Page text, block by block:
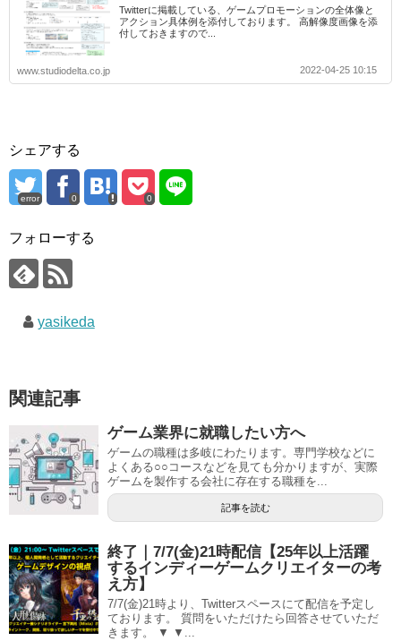
Twitterに掲載している、ゲームプロモーションの全体像と
アクション具体例を添付しております。 高解像度画像を添
付しておきますので...
www.studiodelta.co.jp 2022-04-25 10:15
シェアする
error 0 0
フォローする
yasikeda
関連記事
ゲーム業界に就職したい方へ
ゲームの職種は多岐にわたります。専門学校などに
よくある○○コースなどを見ても分かりますが、実際
ゲームを製作する会社に存在する職種を...
記事を読む
終了｜7/7(金)21時配信【25年以上活躍
するインディーゲームクリエイターの考
え方】
7/7(金)21時より、Twitterスペースにて配信を予定し
ております。 質問をいただけたら回答させていただ
きます。 ▼ ▼...